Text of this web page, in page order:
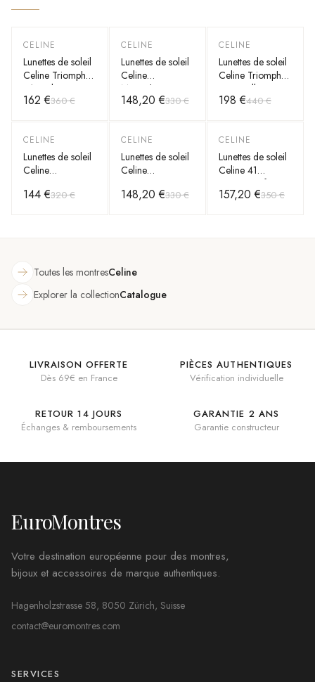
-55 %
CELINE
Lunettes de soleil
Celine Triomphe
01 ovales
CL40194U en
162 €360 €
-55 %
CELINE
Lunettes de soleil
Celine
Monochroms
CL40198F
148,20 €330 €
-55 %
CELINE
Lunettes de soleil
Celine Triomphe
06 Papillon
CL40226U en
198 €440 €
-55 %
CELINE
Lunettes de soleil
Celine
monture en
144 €320 €
-55 %
CELINE
Lunettes de soleil
Celine
CL40197U
148,20 €330 €
-55 %
CELINE
Lunettes de soleil
Celine 41
CL40232I forme
rectangle
157,20 €350 €
Toutes les montresCeline
Explorer la collectionCatalogue
LIVRAISON OFFERTE
Dès 69€ en France
PIÈCES AUTHENTIQUES
Vérification individuelle
RETOUR 14 JOURS
Échanges & remboursements
GARANTIE 2 ANS
Garantie constructeur
EuroMontres
Votre destination européenne pour des montres,
bijoux et accessoires de marque authentiques.
Hagenholzstrasse 58, 8050 Zürich, Suisse
contact@euromontres.com
SERVICES